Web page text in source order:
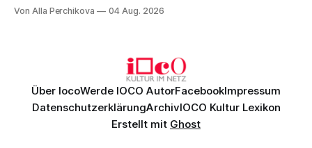
Genau so war der Abend im Kurhaus Wiesbaden, an dem
Von Alla Perchikova 04 Aug. 2026
Über IocoWerde IOCO AutorFacebookImpressum
DatenschutzerklärungArchivIOCO Kultur Lexikon
Erstellt mit Ghost